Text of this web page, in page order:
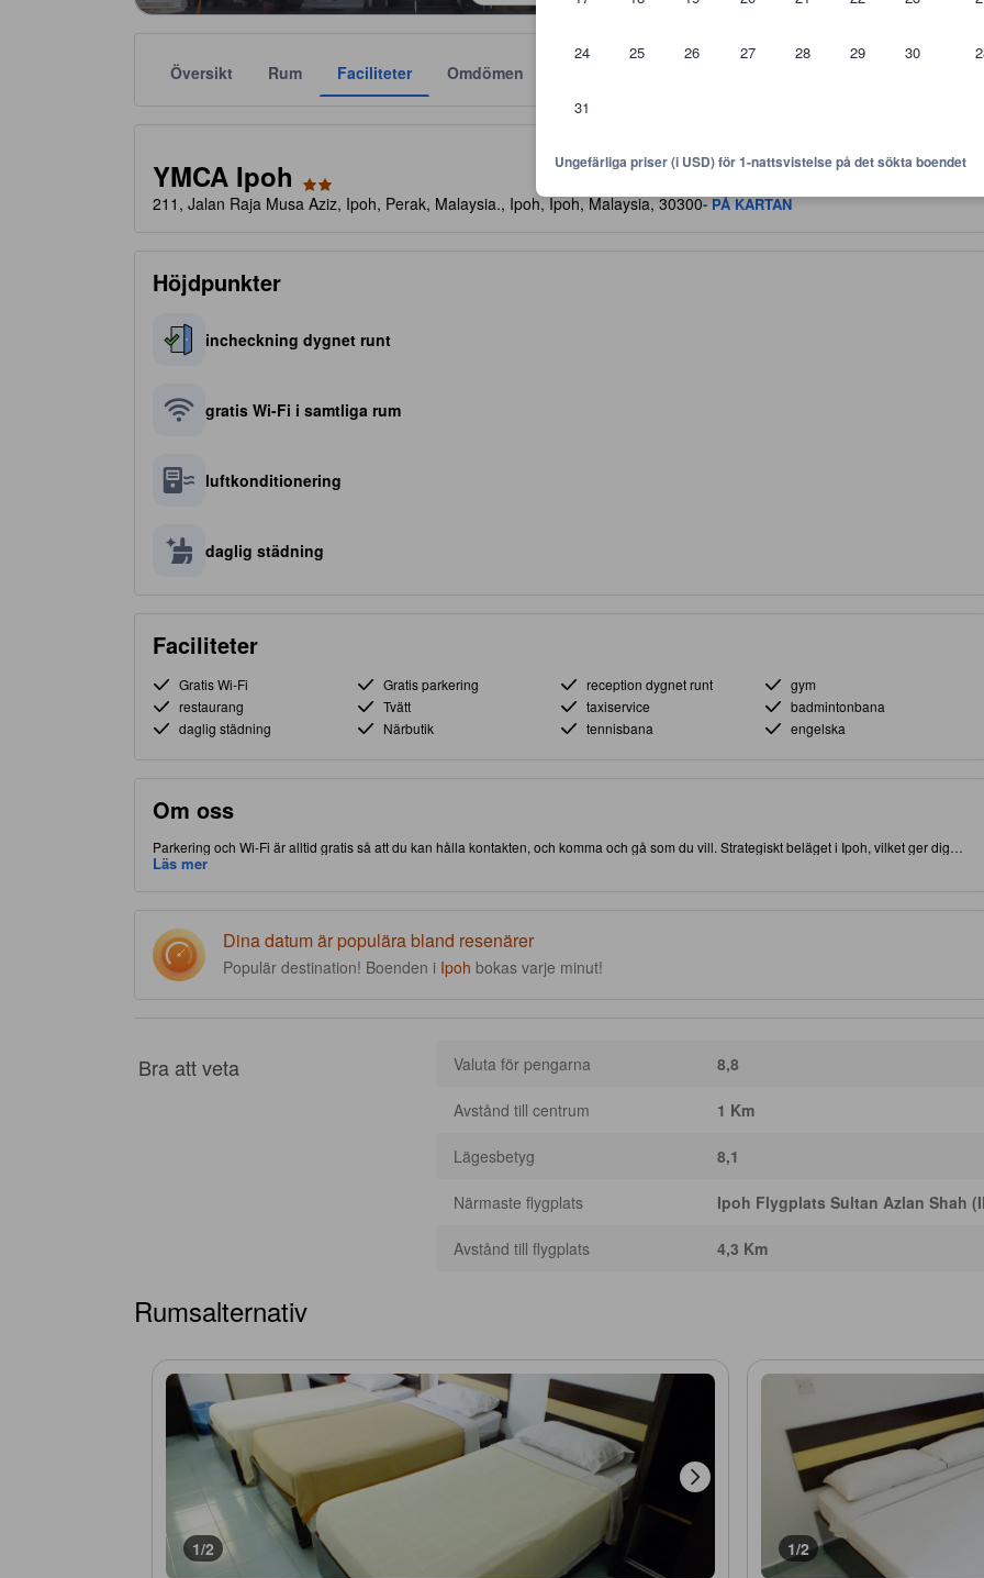
24 25 26 27 28 29 30
31
Ungefärliga priser (i USD) för 1-nattsvistelse på det sökta boendet
Översikt Rum Faciliteter Omdömen
YMCA Ipoh
211, Jalan Raja Musa Aziz, Ipoh, Perak, Malaysia., Ipoh, Ipoh, Malaysia, 30300- PÅ KARTAN
Höjdpunkter
incheckning dygnet runt
gratis Wi-Fi i samtliga rum
luftkonditionering
daglig städning
Faciliteter
Gratis Wi-Fi Gratis parkering reception dygnet runt
gym
restaurang
Tvätt taxiservice
badmintonbana
daglig städning
Närbutik tennisbana engelska
Om oss
Parkering och Wi-Fi är alltid gratis så att du kan hålla kontakten, och komma och gå som du vill. Strategiskt beläget i Ipoh, vilket ger dig
tillgång och närhet till lokala attraktioner och sevärdheter. Åk inte härifrån förrän du besökt välkända The Lost World of Tambun.
Läs mer
Dina datum är populära bland resenärer
Populär destination! Boenden i Ipoh bokas varje minut!
Bra att veta Valuta för pengarna 8,8
Avstånd till centrum 1 Km
Lägesbetyg 8,1
Närmaste flygplats Ipoh Flygplats Sultan Azlan Shah
Avstånd till flygplats 4,3 Km
Rumsalternativ
1/2
1/2